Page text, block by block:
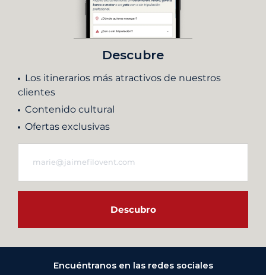
Descubre
Los itinerarios más atractivos de nuestros
clientes
Contenido cultural
Ofertas exclusivas
Descubro
Encuéntranos en las redes sociales